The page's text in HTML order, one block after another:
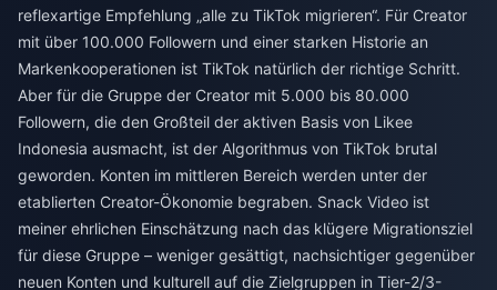
reflexartige Empfehlung „alle zu TikTok migrieren“. Für Creator
mit über 100.000 Followern und einer starken Historie an
Markenkooperationen ist TikTok natürlich der richtige Schritt.
Aber für die Gruppe der Creator mit 5.000 bis 80.000
Followern, die den Großteil der aktiven Basis von Likee
Indonesia ausmacht, ist der Algorithmus von TikTok brutal
geworden. Konten im mittleren Bereich werden unter der
etablierten Creator-Ökonomie begraben. Snack Video ist
meiner ehrlichen Einschätzung nach das klügere Migrationsziel
für diese Gruppe – weniger gesättigt, nachsichtiger gegenüber
neuen Konten und kulturell auf die Zielgruppen in Tier-2/3-